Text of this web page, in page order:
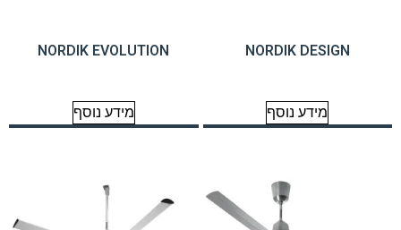
NORDIK DESIGN
מידע נוסף
NORDIK EVOLUTION
מידע נוסף